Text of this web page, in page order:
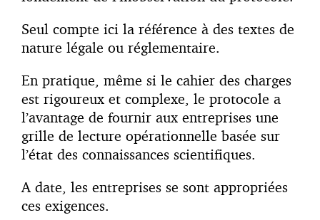
Seul compte ici la référence à des textes de
nature légale ou réglementaire.
En pratique, même si le cahier des charges
est rigoureux et complexe, le protocole a
l’avantage de fournir aux entreprises une
grille de lecture opérationnelle basée sur
l’état des connaissances scientifiques.
A date, les entreprises se sont appropriées
ces exigences.